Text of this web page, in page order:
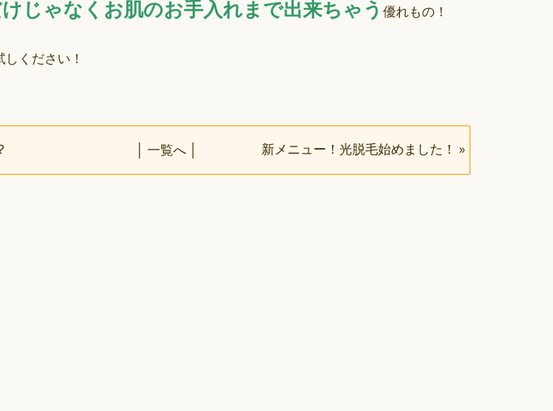
じゃなくお肌のお手入れまで出来ちゃう 優れもの！
ください！
一覧へ│ 新メニュー！光脱毛始めました！ »